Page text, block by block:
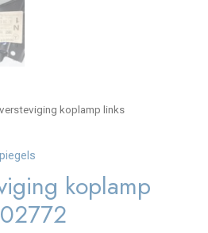
koplamp links
koplamp